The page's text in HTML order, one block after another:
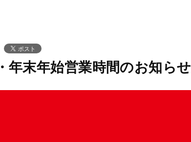
年末年始営業時間のお知らせ